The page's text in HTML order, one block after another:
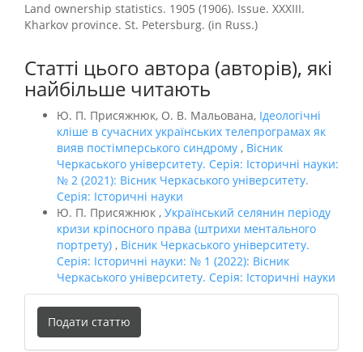
Land ownership statistics. 1905 (1906). Issue. XXXIII.
Kharkov province. St. Petersburg. (in Russ.)
Статті цього автора (авторів), які
найбільше читають
Ю. П. Присяжнюк, О. В. Мальована, Ідеологічні
кліше в сучасних українських телепрограмах як
вияв постімперського синдрому , Вісник
Черкаського університету. Серія: Історичні науки:
№ 2 (2021): Вісник Черкаського університету.
Серія: Історичні науки
Ю. П. Присяжнюк , Український селянин періоду
кризи кріпосного права (штрихи ментального
портрету) , Вісник Черкаського університету.
Серія: Історичні науки: № 1 (2022): Вісник
Черкаського університету. Серія: Історичні науки
Подати
статтю
Подати статтю